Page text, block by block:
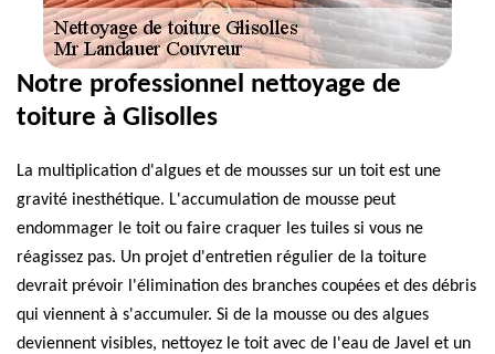
Notre professionnel nettoyage de
toiture à Glisolles
La multiplication d'algues et de mousses sur un toit est une
gravité inesthétique. L'accumulation de mousse peut
endommager le toit ou faire craquer les tuiles si vous ne
réagissez pas. Un projet d'entretien régulier de la toiture
devrait prévoir l'élimination des branches coupées et des débris
qui viennent à s'accumuler. Si de la mousse ou des algues
deviennent visibles, nettoyez le toit avec de l'eau de Javel et un